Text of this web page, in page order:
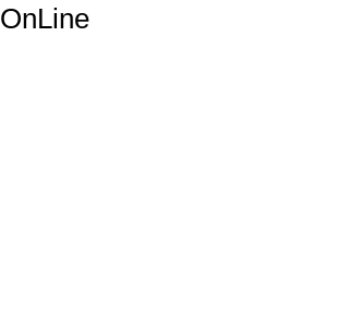
OnLine